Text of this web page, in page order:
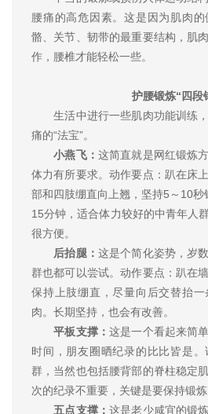
腰痛的高危因素。这是因为肌肉
骼、关节、韧带的最重要结构，肌
作，腰椎才能轻松一些。
护腰锻炼“四段
生活中进行一些肌肉功能训练，
痛的“法宝”。
小燕飞： 这简直就是网红锻炼
体力有所要求。动作要点：趴在床
部和四肢绷直向上翘，坚持5～10秒
15分钟，适合体力较好的中青年人
很方便。
后抬腿： 这是个简化姿势，岁
群也都可以尝试。动作要点：趴在
保持上肢绷直，尽量向后交替抬
肉。长期坚持，也会有改善。
平板支撑：这是一个看起来简
时间，朋友圈晒纪录的比比皆是
群，当然也包括腰背部的脊柱稳定
次的纪录不重要，关键是要保持锻炼
五点支撑：这是老少咸宜的锻